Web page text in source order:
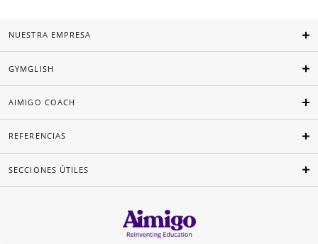
NUESTRA EMPRESA
GYMGLISH
AIMIGO COACH
REFERENCIAS
SECCIONES ÚTILES